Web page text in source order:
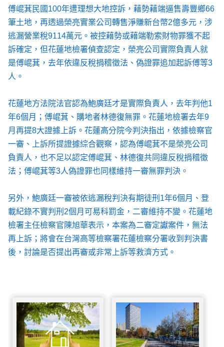
傅崐萁民國100年遭理想大地控訴，藉勢藉端逼售壽豐鄉66
筆土地，再透過榮亮實業公司轉售淨賺新台幣2億多元，涉
逃漏營業稅9114萬元。被控藉勢或藉端勒索財物罪獲不起
訴確定，但花蓮地檢署偵查認定，榮亮公司實際負責人就
是傅崐萁，去年依違反稅捐稽徵法、偽證罪追加起訴傅等3
人。
花蓮地方法院法官認為鮑廣廷才是實際負責人，去年判他1
年6個月；傅崐萁、購地者林德復無罪。花蓮地檢署去年9
月再提8大證據上訴。花蓮高分院今判決指出，依據檢察官
一審、上訴所提證據綜合觀察，認為傅崐萁不是榮亮公司
負責人，也不足以認定傅崐萁、林德復共同違反稅捐稽徵
法；傅崐萁等3人偽證罪也同樣維持一審無罪判決。
另外，鮑廣廷一審被依逃漏稅判決有期徒刑1年6個月、登
載紀錄不實判刑2個月可易科罰金，二審維持不變。花蓮地
檢署主任檢察官陳旭華表示，本案為二審定讞案件，無法
再上訴；將會在台灣高等檢察署花蓮檢察分署收到判決書
後，討論是否提出再審或非常上訴等救濟方式。